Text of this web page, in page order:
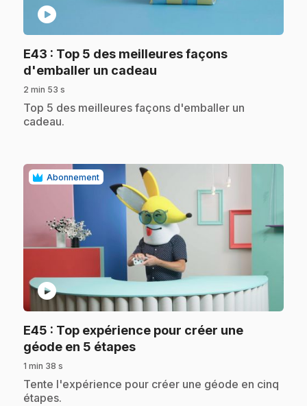
play_circle
E43 : Top 5 des meilleures façons
d'emballer un cadeau
2 min 53 s
.Top 5 des meilleures façons d'emballer un
cadeau.
Abonnement
play_circle
E45 : Top expérience pour créer une
géode en 5 étapes.
1 min 38 s
.Tente l'expérience pour créer une géode en cinq
étapes.